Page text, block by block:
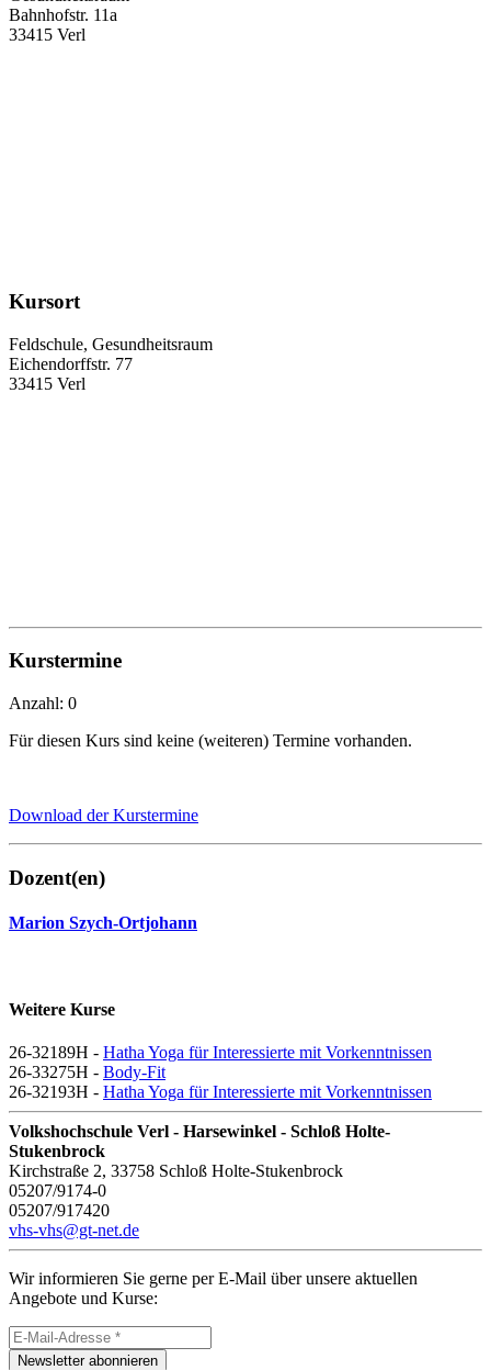
Bahnhofstr. 11a
33415 Verl
Kursort
Feldschule, Gesundheitsraum
Eichendorffstr. 77
33415 Verl
Kurstermine
Anzahl: 0
Für diesen Kurs sind keine (weiteren) Termine vorhanden.
Download der Kurstermine
Dozent(en)
Marion Szych-Ortjohann
Weitere Kurse
26-32189H - Hatha Yoga für Interessierte mit Vorkenntnissen
26-33275H - Body-Fit
26-32193H - Hatha Yoga für Interessierte mit Vorkenntnissen
Volkshochschule Verl - Harsewinkel - Schloß Holte-
Stukenbrock
Kirchstraße 2, 33758 Schloß Holte-Stukenbrock
05207/9174-0
05207/917420
vhs-vhs@gt-net.de
Wir informieren Sie gerne per E-Mail über unsere aktuellen
Angebote und Kurse:
Newsletter abonnieren